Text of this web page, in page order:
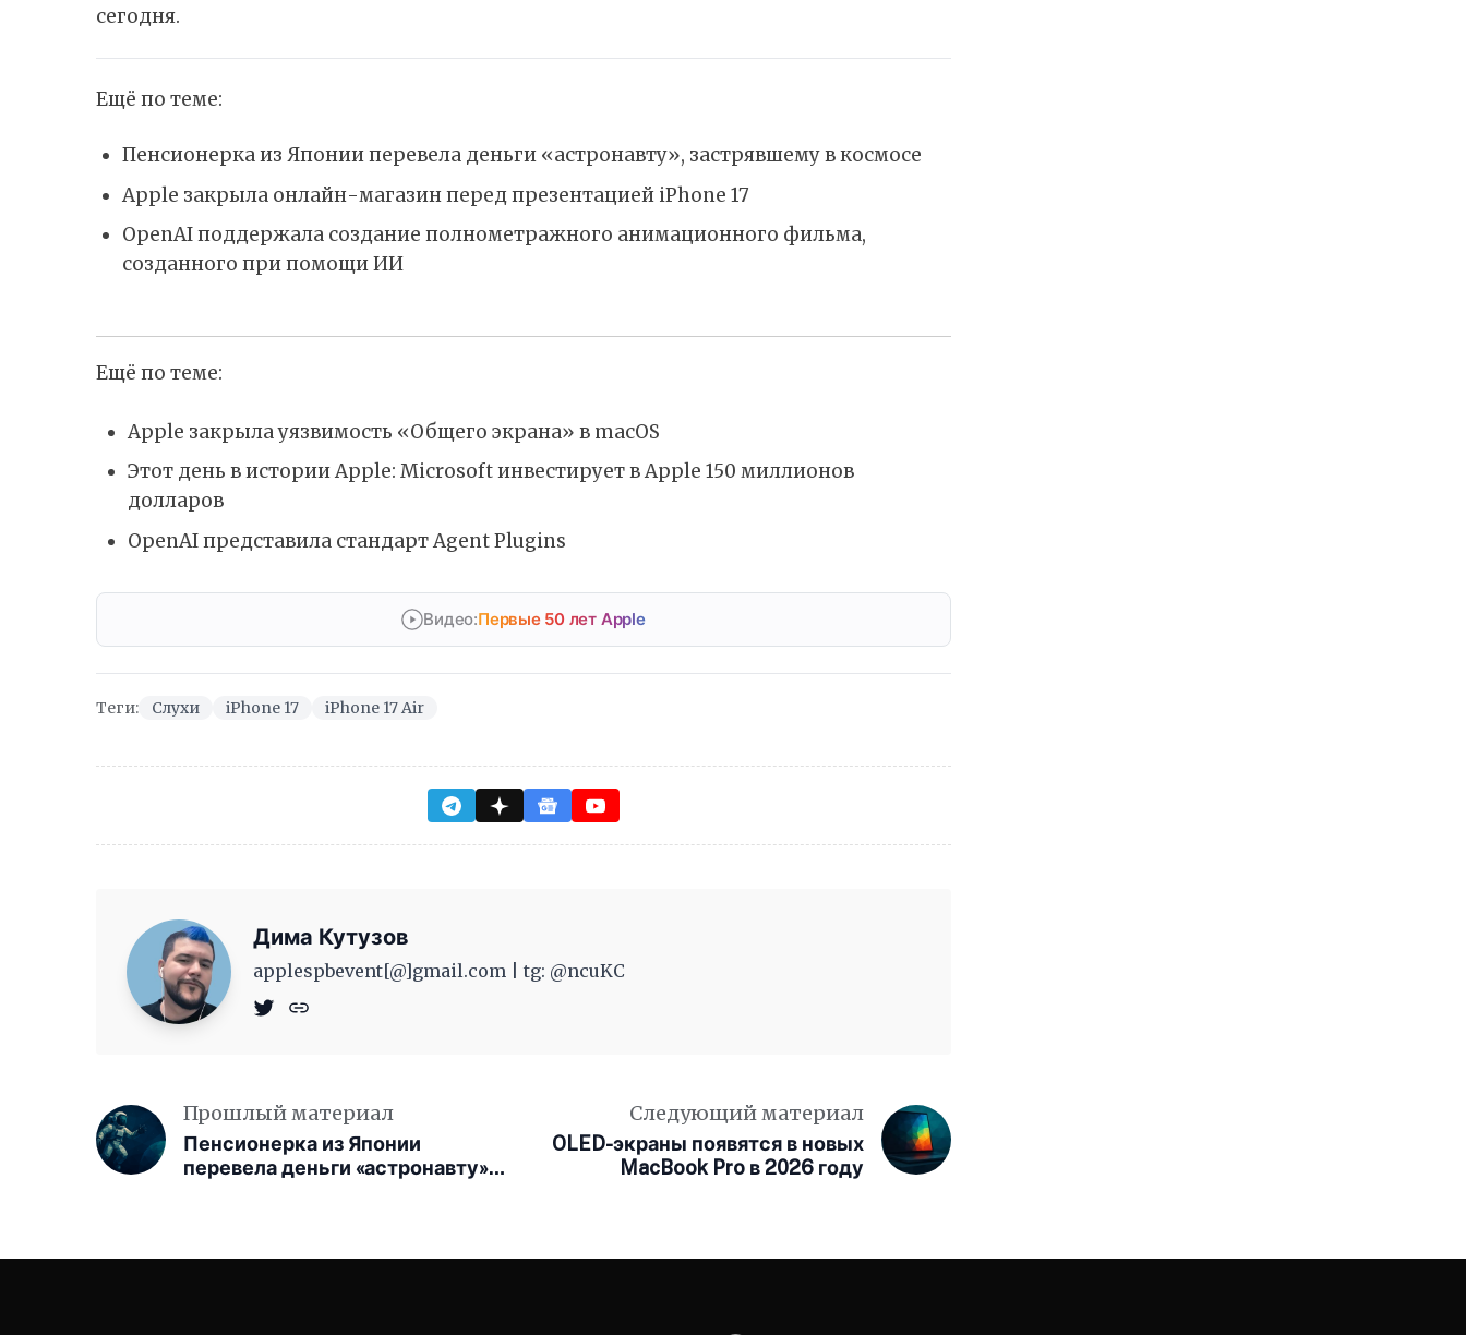
сегодня.
Ещё по теме:
Пенсионерка из Японии перевела деньги «астронавту», застрявшему в космосе
Apple закрыла онлайн-магазин перед презентацией iPhone 17
OpenAI поддержала создание полнометражного анимационного фильма,
созданного при помощи ИИ
Ещё по теме:
Apple закрыла уязвимость «Общего экрана» в macOS
Этот день в истории Apple: Microsoft инвестирует в Apple 150 миллионов
долларов
OpenAI представила стандарт Agent Plugins
Видео:Первые 50 лет Apple
Теги: Слухи iPhone 17 iPhone 17 Air
Дима Кутузов
applespbevent[@]gmail.com | tg: @ncuKC
Прошлый материал
Пенсионерка из Японии
перевела деньги «астронавту»,
Следующий материал
OLED-экраны появятся в новых
MacBook Pro в 2026 году